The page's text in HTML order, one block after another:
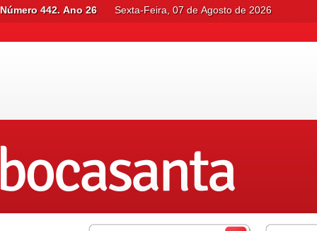
Número 442. Ano 26 Sexta-Feira, 07 de Agosto de 2026